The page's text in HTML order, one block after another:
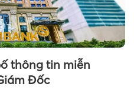
thông tin miễn
Đốc